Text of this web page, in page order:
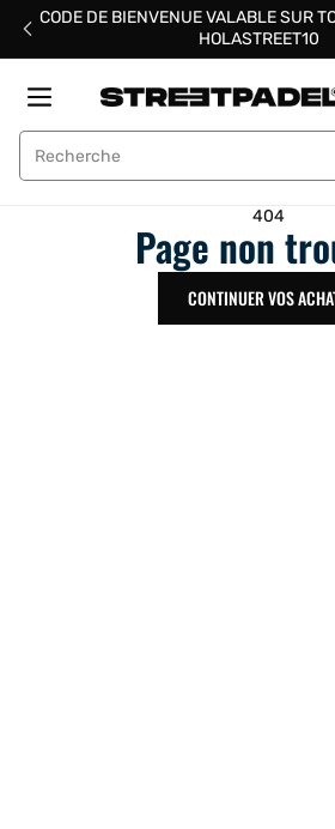
PasserCODE DE BIENVENUE VALABLE SUR
HOLASTREET10
Street Padel
404
Page non
CONTINUER VOS